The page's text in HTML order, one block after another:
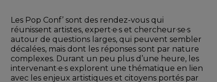
Les Pop Conf’ sont des rendez-vous qui
réunissent artistes, expert·e·s et chercheur·se·s
autour de questions larges, qui peuvent sembler
décalées, mais dont les réponses sont par nature
complexes. Durant un peu plus d’une heure, les
intervenant·e·s explorent une thématique en lien
avec les enjeux artistiques et citoyens portés par